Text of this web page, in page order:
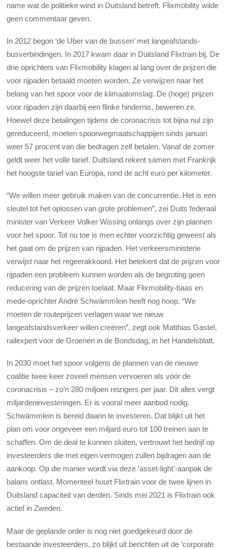
name wat de politieke wind in Duitsland betreft. Flixmobility wilde
geen commentaar geven.
In 2012 begon ‘de Uber van de bussen’ met langeafstands-
busverbindingen. In 2017 kwam daar in Duitsland Flixtrain bij. De
drie oprichters van Flixmobility klagen al lang over de prijzen die
voor rijpaden betaald moeten worden. Ze verwijzen naar het
belang van het spoor voor de klimaatomslag. De (hoge) prijzen
voor rijpaden zijn daarbij een flinke hindernis, beweren ze.
Hoewel deze betalingen tijdens de coronacrisis tot bijna nul zijn
gereduceerd, moeten spoorwegmaatschappijen sinds januari
weer 57 procent van die bedragen zelf betalen. Vanaf de zomer
geldt weer het volle tarief. Duitsland rekent samen met Frankrijk
het hoogste tarief van Europa, rond de acht euro per kilometer.
“We willen meer gebruik maken van de concurrentie. Het is een
sleutel tot het oplossen van grote problemen”, zei Duits federaal
minister van Verkeer Volker Wissing onlangs over zijn plannen
voor het spoor. Tot nu toe is men echter voorzichtig geweest als
het gaat om de prijzen van rijpaden. Het verkeersministerie
verwijst naar het regeerakkoord. Het betekent dat de prijzen voor
rijpaden een probleem kunnen worden als de begroting geen
reducering van de prijzen toelaat. Maar Flixmobility-baas en
mede-oprichter André Schwämmlein heeft nog hoop. “We
moeten de routeprijzen verlagen waar we nieuw
langeafstandsverkeer willen creëren”, zegt ook Matthias Gastel,
railexpert voor de Groenen in de Bondsdag, in het Handelsblatt.
In 2030 moet het spoor volgens de plannen van de nieuwe
coalitie twee keer zoveel mensen vervoeren als vóór de
coronacrisis – zo’n 280 miljoen reizigers per jaar. Dit alles vergt
miljardeninvesteringen. Er is vooral meer aanbod nodig.
Schwämmlein is bereid daarin te investeren. Dat blijkt uit het
plan om voor ongeveer een miljard euro tot 100 treinen aan te
schaffen. Om de deal te kunnen sluiten, vertrouwt het bedrijf op
investeerders die met eigen vermogen zullen bijdragen aan de
aankoop. Op die manier wordt via deze ‘asset-light’-aanpak de
balans ontlast. Momenteel huurt Flixtrain voor de twee lijnen in
Duitsland capaciteit van derden. Sinds mei 2021 is Flixtrain ook
actief in Zweden.
Maar de geplande order is nog niet goedgekeurd door de
bestaande investeerders, zo blijkt uit berichten uit de ‘corporate